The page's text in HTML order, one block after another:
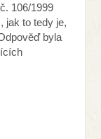
106/1999
jak to tedy je,
byla